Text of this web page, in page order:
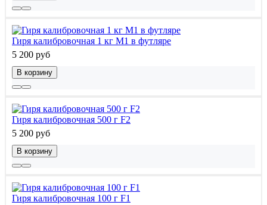
Гиря калибровочная 1 кг М1 в футляре
5 200 руб
В корзину
Гиря калибровочная 500 г F2
5 200 руб
В корзину
Гиря калибровочная 100 г F1